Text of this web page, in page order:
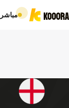
مباشر